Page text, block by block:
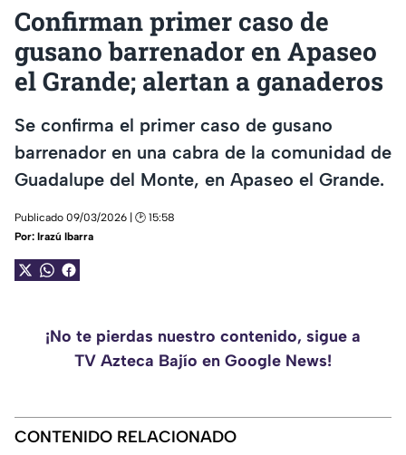
Confirman primer caso de
gusano barrenador en Apaseo
el Grande; alertan a ganaderos
Se confirma el primer caso de gusano
barrenador en una cabra de la comunidad de
Guadalupe del Monte, en Apaseo el Grande.
Publicado 09/03/2026 | 🕑 15:58
Por: Irazú Ibarra
¡No te pierdas nuestro contenido, sigue a
TV Azteca Bajío en Google News!
CONTENIDO RELACIONADO